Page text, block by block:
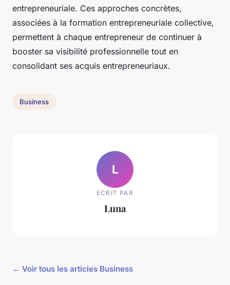
entrepreneuriale. Ces approches concrètes,
associées à la formation entrepreneuriale collective,
permettent à chaque entrepreneur de continuer à
booster sa visibilité professionnelle tout en
consolidant ses acquis entrepreneuriaux.
Business
L
ECRIT PAR
Luna
← Voir tous les articles Business